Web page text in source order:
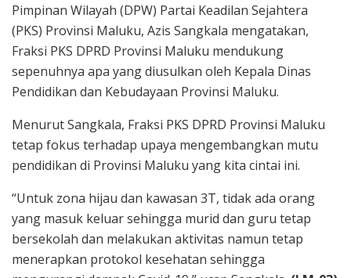
Pimpinan Wilayah (DPW) Partai Keadilan Sejahtera
(PKS) Provinsi Maluku, Azis Sangkala mengatakan,
Fraksi PKS DPRD Provinsi Maluku mendukung
sepenuhnya apa yang diusulkan oleh Kepala Dinas
Pendidikan dan Kebudayaan Provinsi Maluku.
Menurut Sangkala, Fraksi PKS DPRD Provinsi Maluku
tetap fokus terhadap upaya mengembangkan mutu
pendidikan di Provinsi Maluku yang kita cintai ini.
“Untuk zona hijau dan kawasan 3T, tidak ada orang
yang masuk keluar sehingga murid dan guru tetap
bersekolah dan melakukan aktivitas namun tetap
menerapkan protokol kesehatan sehingga